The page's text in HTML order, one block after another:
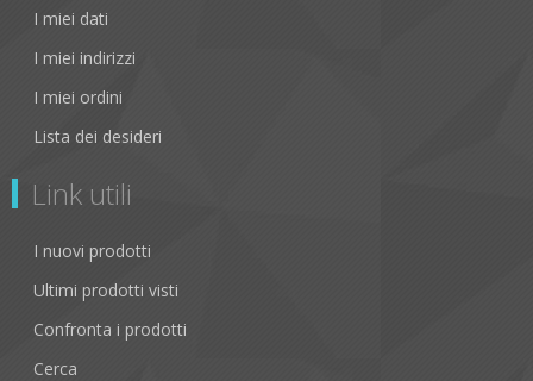
I miei dati
I miei indirizzi
I miei ordini
Lista dei desideri
Link utili
I nuovi prodotti
Ultimi prodotti visti
Confronta i prodotti
Cerca